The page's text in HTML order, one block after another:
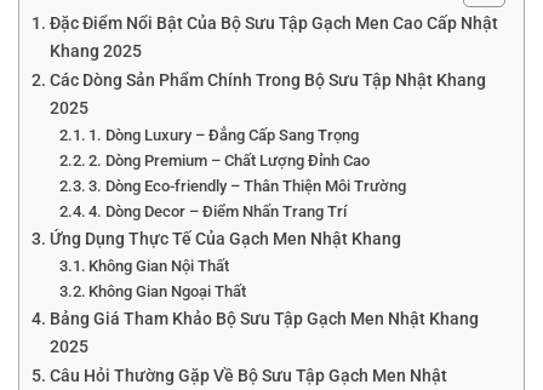
Đặc Điểm Nổi Bật Của Bộ Sưu Tập Gạch Men Cao Cấp Nhật
Khang 2025
Các Dòng Sản Phẩm Chính Trong Bộ Sưu Tập Nhật Khang
2025
1. Dòng Luxury – Đẳng Cấp Sang Trọng
2. Dòng Premium – Chất Lượng Đỉnh Cao
3. Dòng Eco-friendly – Thân Thiện Môi Trường
4. Dòng Decor – Điểm Nhấn Trang Trí
Ứng Dụng Thực Tế Của Gạch Men Nhật Khang
Không Gian Nội Thất
Không Gian Ngoại Thất
Bảng Giá Tham Khảo Bộ Sưu Tập Gạch Men Nhật Khang
2025
Câu Hỏi Thường Gặp Về Bộ Sưu Tập Gạch Men Nhật